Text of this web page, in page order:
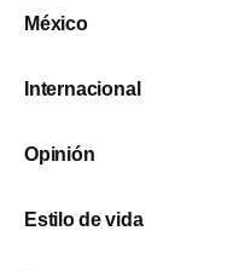
México
Internacional
Opinión
Estilo de vida